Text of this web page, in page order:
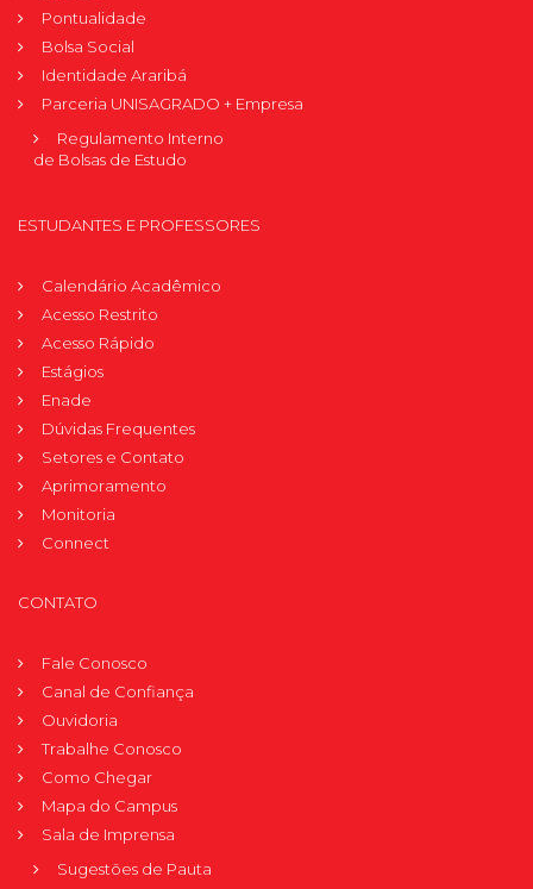
Pontualidade
Bolsa Social
Identidade Araribá
Parceria UNISAGRADO + Empresa
Regulamento Interno
de Bolsas de Estudo
ESTUDANTES E PROFESSORES
Calendário Acadêmico
Acesso Restrito
Acesso Rápido
Estágios
Enade
Dúvidas Frequentes
Setores e Contato
Aprimoramento
Monitoria
Connect
CONTATO
Fale Conosco
Canal de Confiança
Ouvidoria
Trabalhe Conosco
Como Chegar
Mapa do Campus
Sala de Imprensa
Sugestões de Pauta